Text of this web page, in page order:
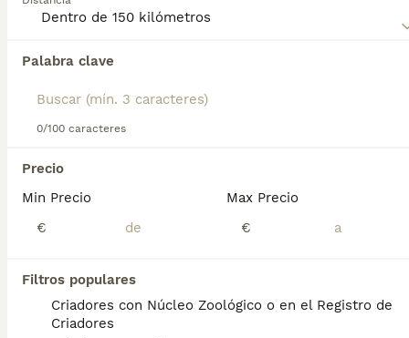
Palabra clave
0/100 caracteres
Precio
Min Precio
€
Max Precio
€
Filtros populares
Criadores con Núcleo Zoológico o en el Registro de
Criadores
compra de Spaniel Picardo para obtener información sobre
Encontramos 0 Spaniel Picardo Perros para
Si deseas exactamente esta búsqueda guarda tu
búsqueda y espera el resultado perfecto:
Preguntas frecuentes
¿Son raros los spaniels de
Picardía?